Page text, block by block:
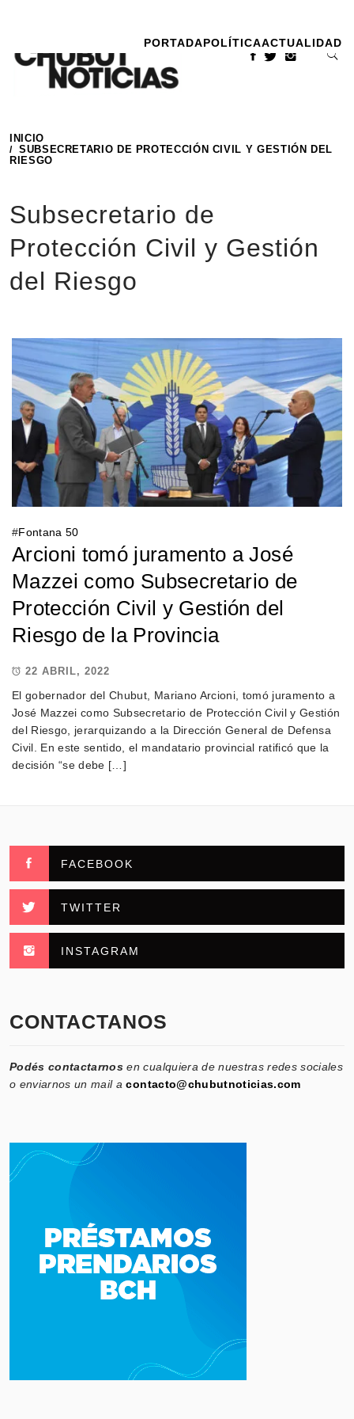
contenido
PORTADAPOLÍTICAACTUALIDAD
INICIO
SUBSECRETARIO DE PROTECCIÓN CIVIL Y GESTIÓN DEL
RIESGO
Subsecretario de
Protección Civil y Gestión
del Riesgo
#Fontana 50
Arcioni tomó juramento a José
Mazzei como Subsecretario de
Protección Civil y Gestión del
Riesgo de la Provincia
22 ABRIL, 2022
El gobernador del Chubut, Mariano Arcioni, tomó juramento a
José Mazzei como Subsecretario de Protección Civil y Gestión
del Riesgo, jerarquizando a la Dirección General de Defensa
Civil. En este sentido, el mandatario provincial ratificó que la
decisión “se debe […]
FACEBOOK
TWITTER
INSTAGRAM
CONTACTANOS
Podés contactarnos en cualquiera de nuestras redes sociales
o enviarnos un mail acontacto@chubutnoticias.com